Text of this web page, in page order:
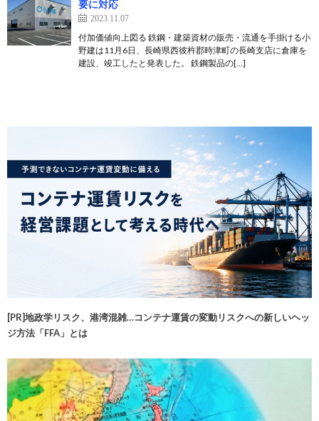
要に対応
2023.11.07
付加価値向上図る 鉄鋼・建築資材の販売・流通を手掛ける小
野建は11月6日、長崎県西彼杵郡時津町の長崎支店に倉庫を
建設、竣工したと発表した。 鉄鋼製品の[…]
[PR]地政学リスク、港湾混雑…コンテナ運賃の変動リスクへの新しいヘッ
ジ方法「FFA」とは